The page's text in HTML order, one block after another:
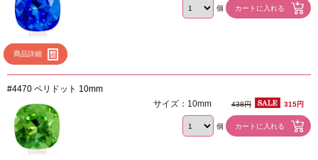
商品詳細
個
#4470 ペリドット 10mm
サイズ：10mm 438円 315円
個